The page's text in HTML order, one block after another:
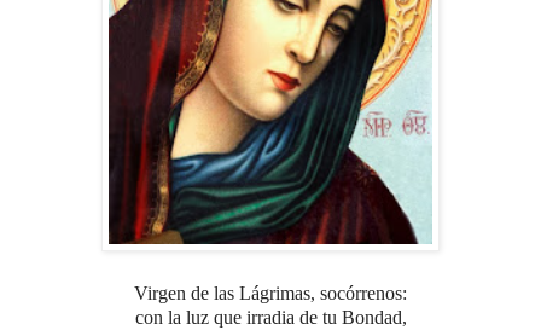
Virgen de las Lágrimas, socórrenos:
con la luz que irradia de tu Bondad,